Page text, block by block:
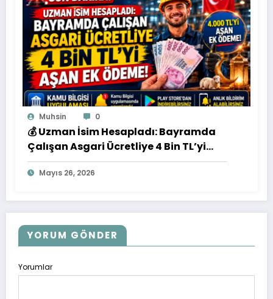
Muhsin 0
💰 Uzman İsim Hesapladı: Bayramda
Çalışan Asgari Ücretliye 4 Bin TL’yi
Aşan Ek Ödeme
Mayıs 26, 2026
YORUM GÖNDER
Yorumlar